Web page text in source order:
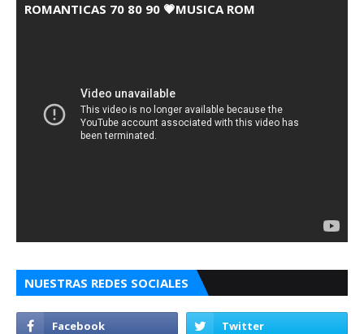
ROMANTICAS 70 80 90 💗MUSICA ROM
NUESTRAS REDES SOCIALES